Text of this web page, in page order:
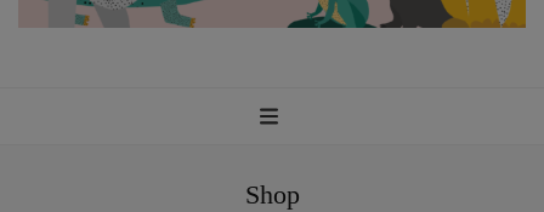
Shop